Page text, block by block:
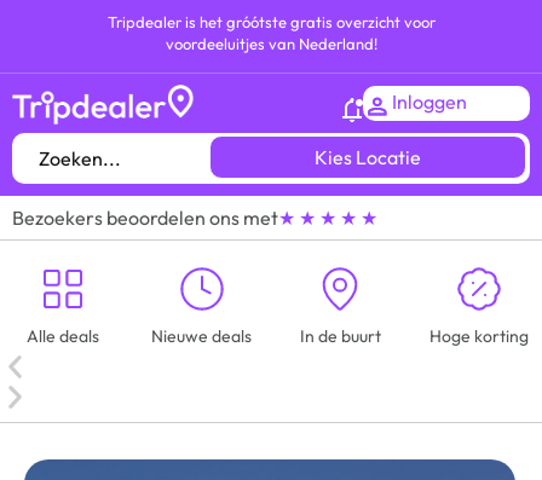
Tripdealer is het gróótste gratis overzicht voor
voordeeluitjes van Nederland!
Inloggen
Kies Locatie
Bezoekers beoordelen ons met★ ★ ★ ★ ★
Alle deals Nieuwe deals In de buurt Hoge korting